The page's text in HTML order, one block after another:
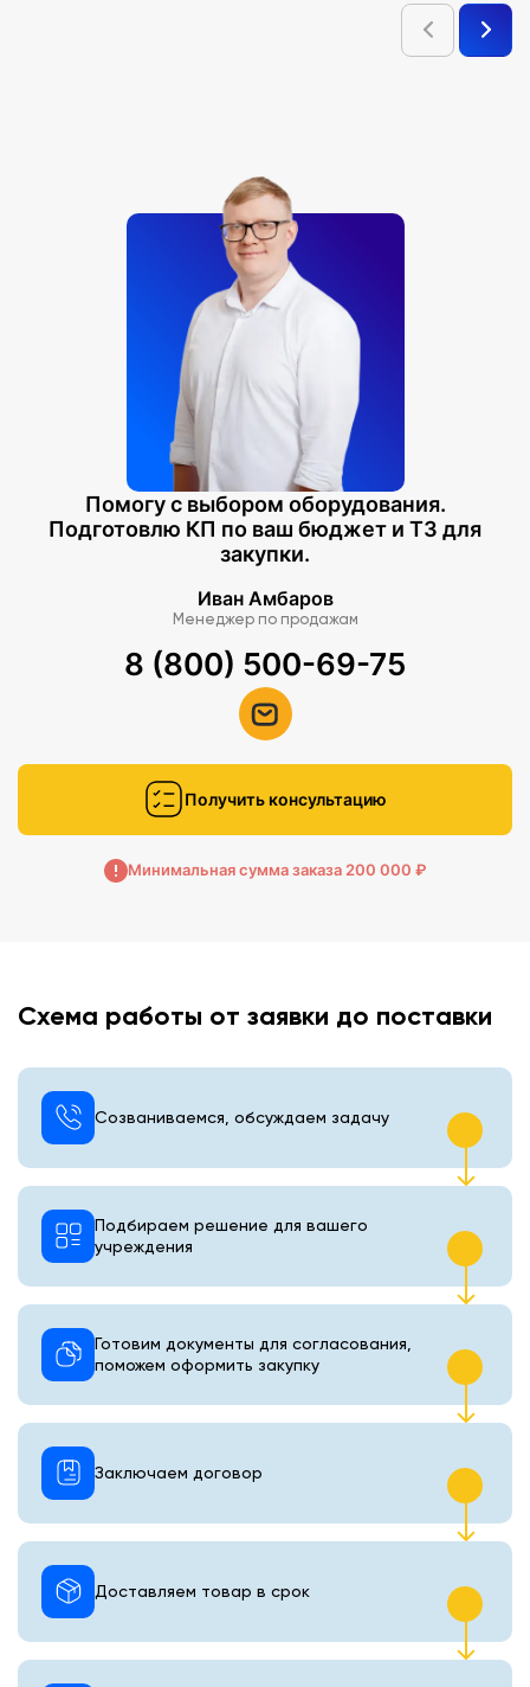
Помогу с выбором оборудования.
Подготовлю КП по ваш бюджет и ТЗ для
закупки.
Иван Амбаров
Менеджер по продажам
8 (800) 500-69-75
Получить консультацию
Минимальная сумма заказа 200 000 ₽
Схема работы от заявки до поставки
Созваниваемся, обсуждаем задачу
Подбираем решение для вашего
учреждения
Готовим документы для согласования,
поможем оформить закупку
Доставляем товар в срок
Заключаем договор